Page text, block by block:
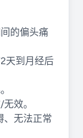
间的偏头痛
2天到月经后
效。
、无法正常